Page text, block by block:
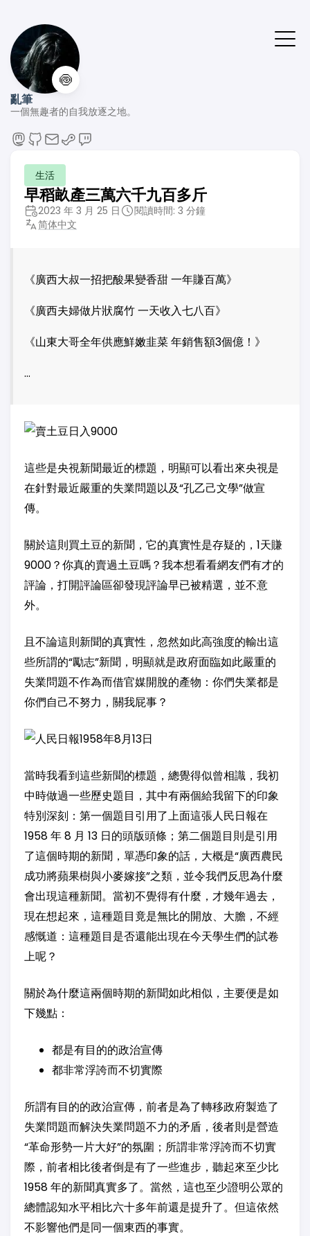
🍥
亂筆
一個無趣者的自我放逐之地。
生活
早稻畝產三萬六千九百多斤
2023 年 3 月 25 日
閱讀時間: 3 分鐘
简体中文
《廣西大叔一招把酸果變香甜 一年賺百萬》
《廣西夫婦做片狀腐竹 一天收入七八百》
《山東大哥全年供應鮮嫩韭菜 年銷售額3個億！》
…
這些是央視新聞最近的標題，明顯可以看出來央視是
在針對最近嚴重的失業問題以及“孔乙己文學”做宣
傳。
關於這則買土豆的新聞，它的真實性是存疑的，1天賺
9000？你真的賣過土豆嗎？我本想看看網友們有才的
評論，打開評論區卻發現評論早已被精選，並不意
外。
且不論這則新聞的真實性，忽然如此高強度的輸出這
些所謂的“勵志”新聞，明顯就是政府面臨如此嚴重的
失業問題不作為而借官媒開脫的產物：你們失業都是
你們自己不努力，關我屁事？
當時我看到這些新聞的標題，總覺得似曾相識，我初
中時做過一些歷史題目，其中有兩個給我留下的印象
特別深刻：第一個題目引用了上面這張人民日報在
1958 年 8 月 13 日的頭版頭條；第二個題目則是引用
了這個時期的新聞，單憑印象的話，大概是“廣西農民
成功將蘋果樹與小麥嫁接”之類，並令我們反思為什麼
會出現這種新聞。當初不覺得有什麼，才幾年過去，
現在想起來，這種題目竟是無比的開放、大膽，不經
感慨道：這種題目是否還能出現在今天學生們的試卷
上呢？
關於為什麼這兩個時期的新聞如此相似，主要便是如
下幾點：
都是有目的的政治宣傳
都非常浮誇而不切實際
所謂有目的的政治宣傳，前者是為了轉移政府製造了
失業問題而解決失業問題不力的矛盾，後者則是營造
“革命形勢一片大好”的氛圍；所謂非常浮誇而不切實
際，前者相比後者倒是有了一些進步，聽起來至少比
1958 年的新聞真實多了。當然，這也至少證明公眾的
總體認知水平相比六十多年前還是提升了。但這依然
不影響他們是同一個東西的事實。